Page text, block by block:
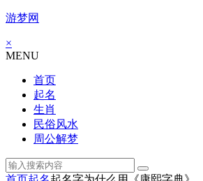
游梦网
×
MENU
首页
起名
生肖
民俗风水
周公解梦